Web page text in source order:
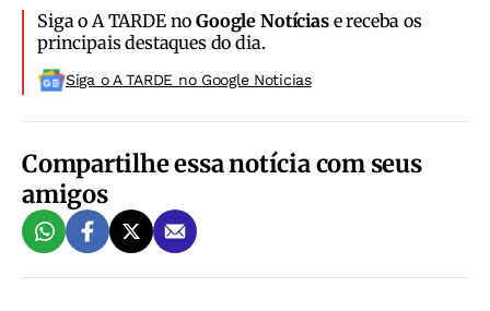
Siga o A TARDE noGoogle Notíciase receba os
principais destaques do dia.
Siga o A TARDE no Google Noticias
Compartilhe essa notícia com seus
amigos